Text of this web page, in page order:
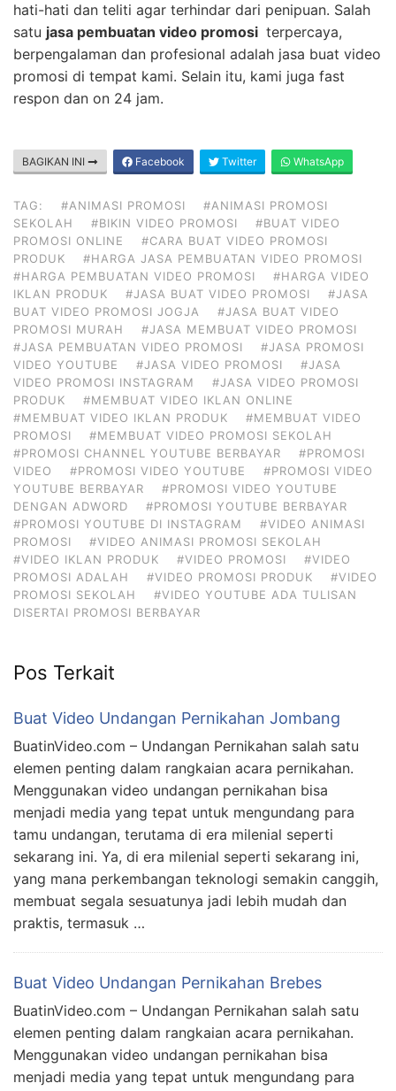
hati-hati dan teliti agar terhindar dari penipuan. Salah
satu jasa pembuatan video promosi terpercaya,
berpengalaman dan profesional adalah jasa buat video
promosi di tempat kami. Selain itu, kami juga fast
respon dan on 24 jam.
BAGIKAN INI Facebook Twitter WhatsApp
TAG: #ANIMASI PROMOSI
#ANIMASI PROMOSI
SEKOLAH
#BIKIN VIDEO PROMOSI
#BUAT VIDEO
PROMOSI ONLINE
#CARA BUAT VIDEO PROMOSI
PRODUK
#HARGA JASA PEMBUATAN VIDEO PROMOSI
#HARGA PEMBUATAN VIDEO PROMOSI
#HARGA VIDEO
IKLAN PRODUK
#JASA BUAT VIDEO PROMOSI
#JASA
BUAT VIDEO PROMOSI JOGJA
#JASA BUAT VIDEO
PROMOSI MURAH
#JASA MEMBUAT VIDEO PROMOSI
#JASA PEMBUATAN VIDEO PROMOSI
#JASA PROMOSI
VIDEO YOUTUBE
#JASA VIDEO PROMOSI
#JASA
VIDEO PROMOSI INSTAGRAM
#JASA VIDEO PROMOSI
PRODUK
#MEMBUAT VIDEO IKLAN ONLINE
#MEMBUAT VIDEO IKLAN PRODUK
#MEMBUAT VIDEO
PROMOSI
#MEMBUAT VIDEO PROMOSI SEKOLAH
#PROMOSI CHANNEL YOUTUBE BERBAYAR
#PROMOSI
VIDEO
#PROMOSI VIDEO YOUTUBE
#PROMOSI VIDEO
YOUTUBE BERBAYAR
#PROMOSI VIDEO YOUTUBE
DENGAN ADWORD
#PROMOSI YOUTUBE BERBAYAR
#PROMOSI YOUTUBE DI INSTAGRAM
#VIDEO ANIMASI
PROMOSI
#VIDEO ANIMASI PROMOSI SEKOLAH
#VIDEO IKLAN PRODUK
#VIDEO PROMOSI
#VIDEO
PROMOSI ADALAH
#VIDEO PROMOSI PRODUK
#VIDEO
PROMOSI SEKOLAH
#VIDEO YOUTUBE ADA TULISAN
DISERTAI PROMOSI BERBAYAR
Pos Terkait
Buat Video Undangan Pernikahan Jombang
BuatinVideo.com – Undangan Pernikahan salah satu
elemen penting dalam rangkaian acara pernikahan.
Menggunakan video undangan pernikahan bisa
menjadi media yang tepat untuk mengundang para
tamu undangan, terutama di era milenial seperti
sekarang ini. Ya, di era milenial seperti sekarang ini,
yang mana perkembangan teknologi semakin canggih,
membuat segala sesuatunya jadi lebih mudah dan
praktis, termasuk …
Buat Video Undangan Pernikahan Brebes
BuatinVideo.com – Undangan Pernikahan salah satu
elemen penting dalam rangkaian acara pernikahan.
Menggunakan video undangan pernikahan bisa
menjadi media yang tepat untuk mengundang para